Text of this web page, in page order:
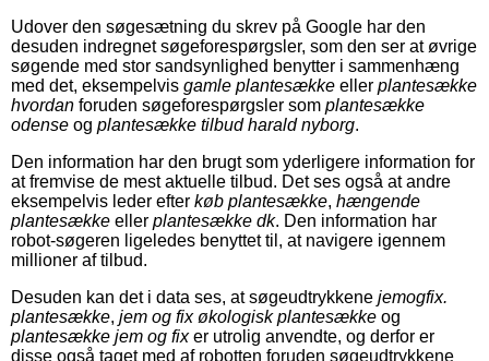
Udover den søgesætning du skrev på Google har den
desuden indregnet søgeforespørgsler, som den ser at øvrige
søgende med stor sandsynlighed benytter i sammenhæng
med det, eksempelvis gamle plantesække eller plantesække
hvordan foruden søgeforespørgsler som plantesække
odense og plantesække tilbud harald nyborg.
Den information har den brugt som yderligere information for
at fremvise de mest aktuelle tilbud. Det ses også at andre
eksempelvis leder efter køb plantesække, hængende
plantesække eller plantesække dk. Den information har
robot-søgeren ligeledes benyttet til, at navigere igennem
millioner af tilbud.
Desuden kan det i data ses, at søgeudtrykkene jemogfix.
plantesække, jem og fix økologisk plantesække og
plantesække jem og fixer utrolig anvendte, og derfor er
disse også taget med af robotten foruden søgeudtrykkene